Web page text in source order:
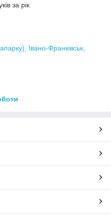
за рік
Івано-Франківськ,